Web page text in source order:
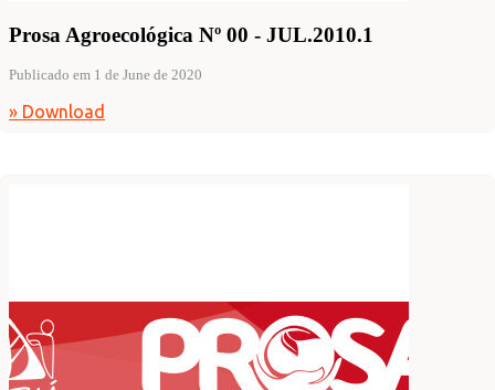
Prosa Agroecológica Nº 00 - JUL.2010.1
Publicado em 1 de June de 2020
» Download